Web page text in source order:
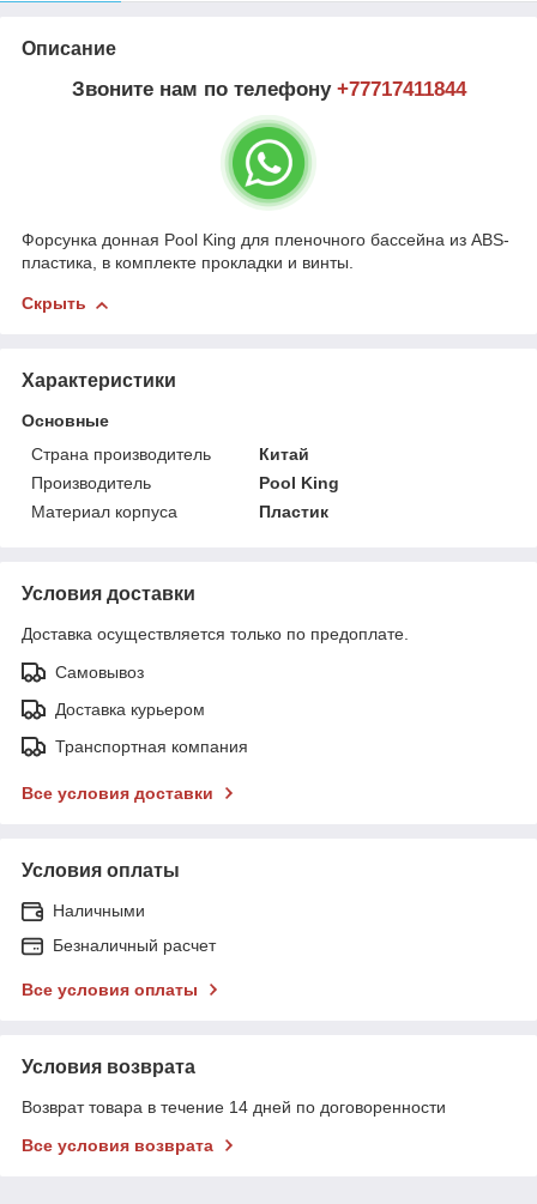
Описание
Звоните нам по телефону +77717411844
Форсунка донная Pool King для пленочного бассейна из ABS-
пластика, в комплекте прокладки и винты.
Скрыть
Характеристики
Основные
Страна производитель
Китай
Производитель
Pool King
Материал корпуса
Пластик
Условия доставки
Доставка осуществляется только по предоплате.
Самовывоз
Доставка курьером
Транспортная компания
Все условия доставки
Условия оплаты
Наличными
Безналичный расчет
Все условия оплаты
Условия возврата
Возврат товара в течение 14 дней по договоренности
Все условия возврата